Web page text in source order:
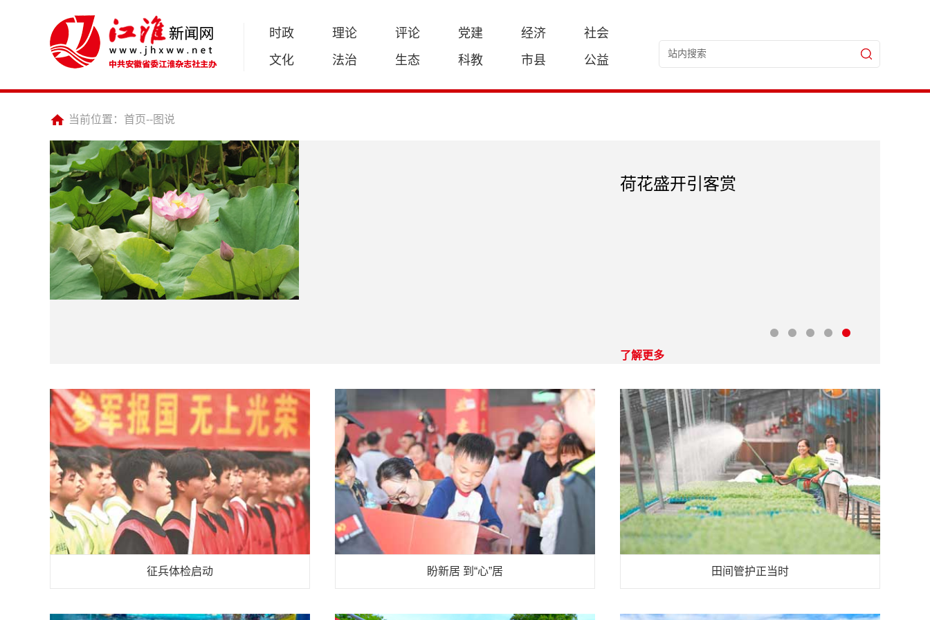
时政 理论 评论 党建 经济
社会
文化
法治 生态 科教 市县 公益
当前位置： 首页--图说
征兵体检启动 盼新居 到“心”居 田间管护正当时